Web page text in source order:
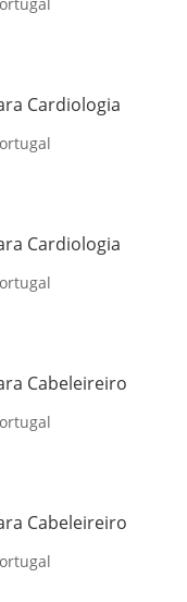
Cardiologia
Cardiologia
Cabeleireiro
Cabeleireiro